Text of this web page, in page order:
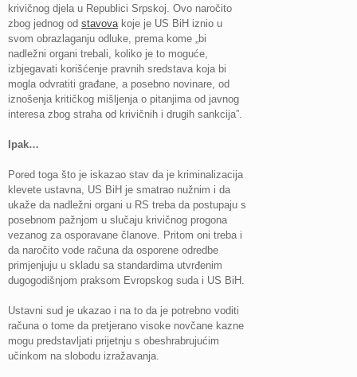
krivičnog djela u Republici Srpskoj. Ovo naročito
zbog jednog od stavova koje je US BiH iznio u
svom obrazlaganju odluke, prema kome „bi
nadležni organi trebali, koliko je to moguće,
izbjegavati korišćenje pravnih sredstava koja bi
mogla odvratiti građane, a posebno novinare, od
iznošenja kritičkog mišljenja o pitanjima od javnog
interesa zbog straha od krivičnih i drugih sankcija”.
Ipak…
Pored toga što je iskazao stav da je kriminalizacija
klevete ustavna, US BiH je smatrao nužnim i da
ukaže da nadležni organi u RS treba da postupaju s
posebnom pažnjom u slučaju krivičnog progona
vezanog za osporavane članove. Pritom oni treba i
da naročito vode računa da osporene odredbe
primjenjuju u skladu sa standardima utvrđenim
dugogodišnjom praksom Evropskog suda i US BiH.
Ustavni sud je ukazao i na to da je potrebno voditi
računa o tome da pretjerano visoke novčane kazne
mogu predstavljati prijetnju s obeshrabrujućim
učinkom na slobodu izražavanja.